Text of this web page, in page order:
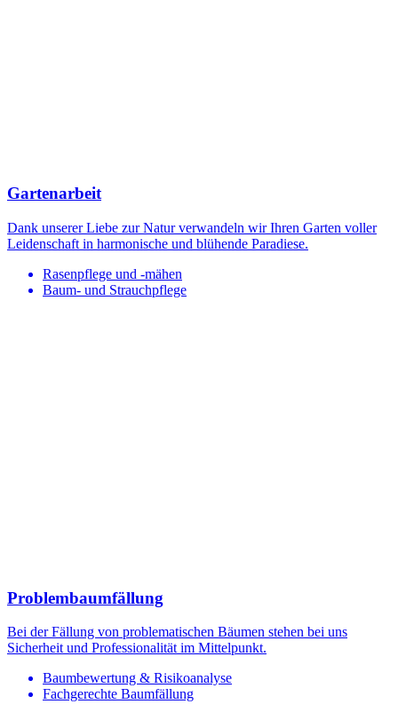
Gartenarbeit
Dank unserer Liebe zur Natur verwandeln wir Ihren Garten voller
Leidenschaft in harmonische und blühende Paradiese.
Rasenpflege und -mähen
Baum- und Strauchpflege
Problembaumfällung
Bei der Fällung von problematischen Bäumen stehen bei uns
Sicherheit und Professionalität im Mittelpunkt.
Baumbewertung & Risikoanalyse
Fachgerechte Baumfällung